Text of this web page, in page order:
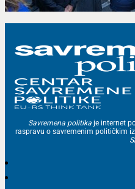
Savremena politika je internet
raspravu o savremenim političkim